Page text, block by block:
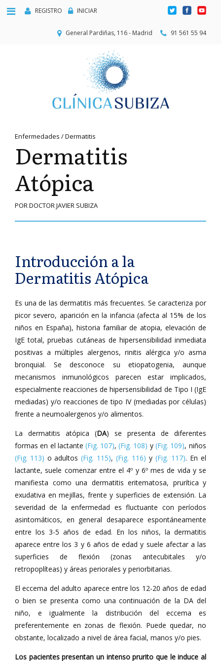
REGISTRO INICIAR
General Pardiñas, 116 - Madrid 91 561 55 94
Enfermedades / Dermatitis
Dermatitis
Atópica
POR DOCTOR JAVIER SUBIZA
Introducción a la
Dermatitis Atópica
Es una de las dermatitis más frecuentes. Se caracteriza por
picor severo, aparición en la infancia (afecta al 15% de los
niños en España), historia familiar de atopia, elevación de
IgE total, pruebas cutáneas de hipersensibilidad inmediata
positivas a múltiples alergenos, rinitis alérgica y/o asma
bronquial. Se desconoce su etiopatogenia, aunque
mecanismos inmunológicos parecen estar implicados,
especialmente reacciones de hipersensibilidad de Tipo I (IgE
mediadas) y/o reacciones de tipo IV (mediadas por células)
frente a neumoalergenos y/o alimentos.
La dermatitis atópica (DA) se presenta de diferentes
formas en el lactante (Fig. 107), (Fig. 108) y (Fig. 109), niños
(Fig. 113) o adultos (Fig. 115), (Fig. 116) y (Fig. 117). En el
lactante, suele comenzar entre el 4º y 6º mes de vida y se
manifiesta como una dermatitis eritematosa, prurítica y
exudativa en mejillas, frente y superficies de extensión. La
severidad de la enfermedad es fluctuante con períodos
asintomáticos, en general desaparece espontáneamente
entre los 3-5 años de edad. En los niños, la dermatitis
aparece entre los 3 y 6 años de edad y suele afectar a las
superficies de flexión (zonas antecubitales y/o
retropoplíteas) y áreas periorales y periorbitarias.
El eccema del adulto aparece entre los 12-20 años de edad
o bien se presenta como una continuación de la DA del
niño, e igualmente la distribución del eccema es
preferentemente en zonas de flexión. Puede quedar, no
obstante, localizado a nivel de área facial, manos y/o pies.
Los pacientes presentan un intenso prurito que le induce al